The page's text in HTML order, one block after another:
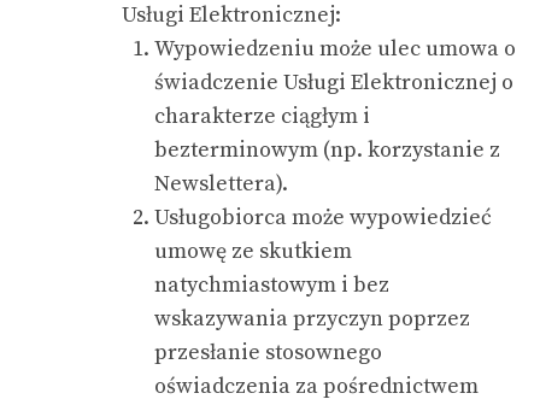
Usługi Elektronicznej:
Wypowiedzeniu może ulec umowa o
świadczenie Usługi Elektronicznej o
charakterze ciągłym i
bezterminowym (np. korzystanie z
Newslettera).
Usługobiorca może wypowiedzieć
umowę ze skutkiem
natychmiastowym i bez
wskazywania przyczyn poprzez
przesłanie stosownego
oświadczenia za pośrednictwem